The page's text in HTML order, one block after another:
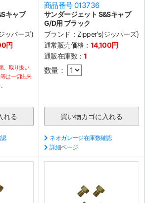
キャブ
ッパーズ)
円
、取り扱い
は一切出来
商品番号 013736
サンダージェット S&Sキャブ
G/D用 ブラック
ブランド： Zipper's(ジッパーズ)
通常販売価格： 14,100円
通販在庫数：1
数量：
ネオガレージ在庫数確認
詳細ページ